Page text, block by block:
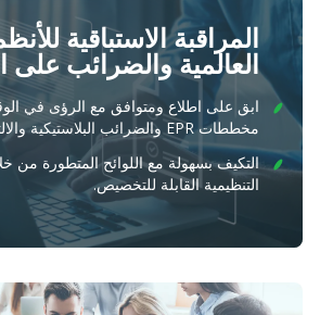
المراقبة الاستباقية
العالمية والضرائب على
ابق على اطلاع ومتوافق مع الرؤى في
مخططات EPR والضرائب البلاستيكية والالتزامات العامة.
التكيف بسهولة مع اللوائح المتطورة من
التنظيمية القابلة للتخصيص.